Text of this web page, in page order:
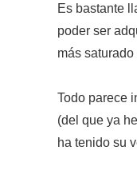
Es bastante
poder ser
más
Todo parece
(del que ya
ha tenido su